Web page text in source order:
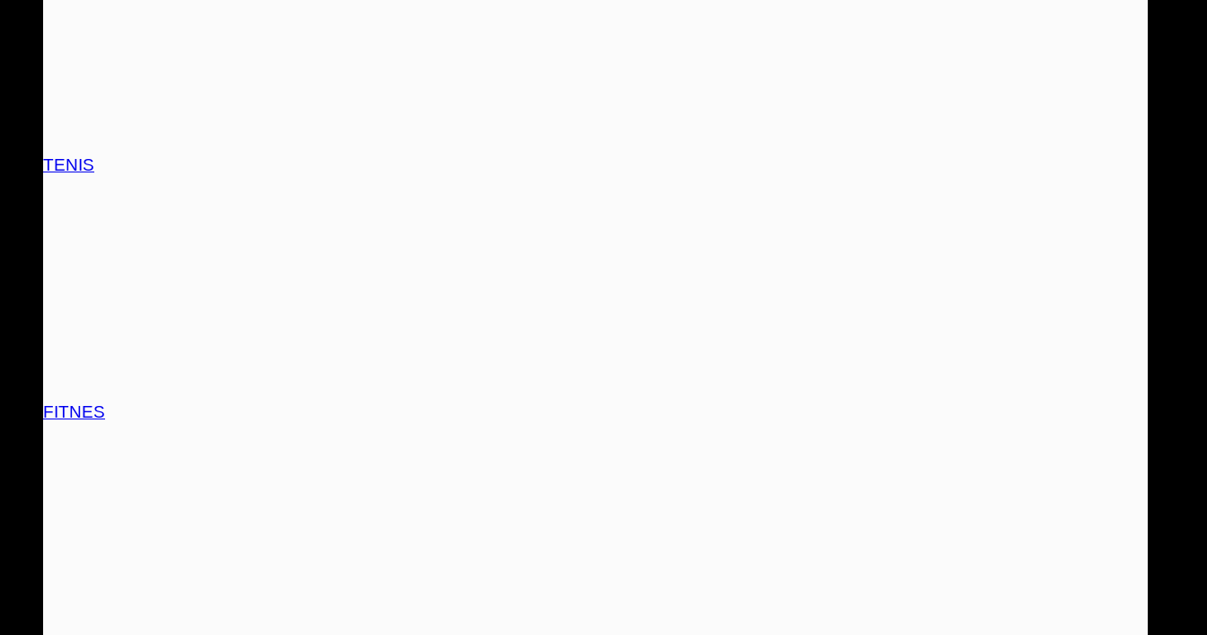
TENIS
FITNES